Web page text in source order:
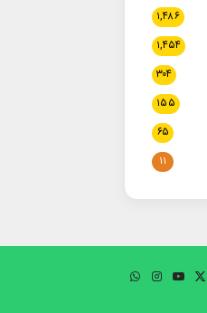
۱,۴۸۶
۱,۴۵۴
۳۰۴
۱۵۵
۶۵
۱۱
فیسبوکایکس یوتیوباینستاگرام